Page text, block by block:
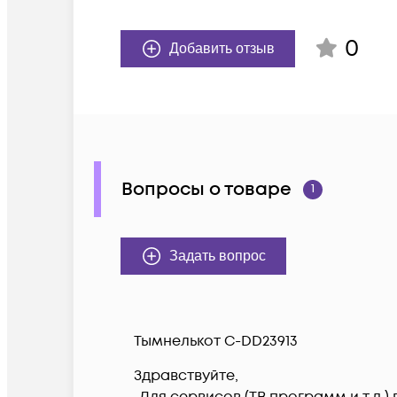
Добавить отзыв 0
Вопросы о товаре 1
Задать вопрос
Тымнелькот С-DD23913
Здравствуйте,